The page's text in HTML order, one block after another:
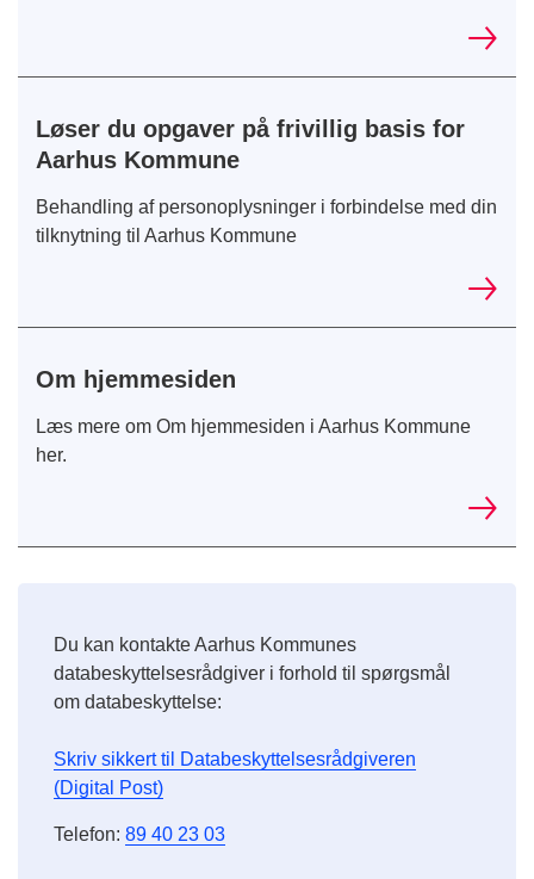
Løser du opgaver på frivillig basis for
Aarhus Kommune
Behandling af personoplysninger i forbindelse med din
tilknytning til Aarhus Kommune
Om hjemmesiden
Læs mere om Om hjemmesiden i Aarhus Kommune
her.
Du kan kontakte Aarhus Kommunes
databeskyttelsesrådgiver i forhold til spørgsmål
om databeskyttelse:
Skriv sikkert til Databeskyttelsesrådgiveren
(Digital Post)
Telefon: 89 40 23 03